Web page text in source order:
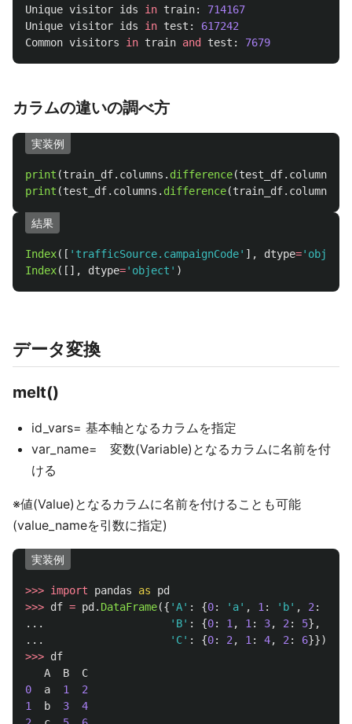
Unique visitor ids in train:
714167
Unique visitor ids in test :
617242
Common visitors in train and test : 7679
カラムの違いの調べ方
実装例
print (train_df. columns . difference(test_df. columns
print (test_df. columns . difference(train_df. columns
結果
Index([ ' trafficSource.campaignCode' ], dtype=' object
Index([], dtype=' object ' )
データ変換
melt()
id_vars= 基本軸となるカラムを指定
var_name= 変数(Variable)となるカラムに名前を付
ける
※値(Value)となるカラムに名前を付けることも可能
(value_nameを引数に指定)
実装例
>>> import pandas as
pd
>>> df = pd . DataFrame({ 'A' : {0: ' a' , 1: ' b' , 2:
...
' B' : {0: 1, 1: 3, 2: 5},
...
' C' : {0: 2, 1: 4, 2: 6}})
>>> df
A
B
C
0
a 1
2
1
b 3
4